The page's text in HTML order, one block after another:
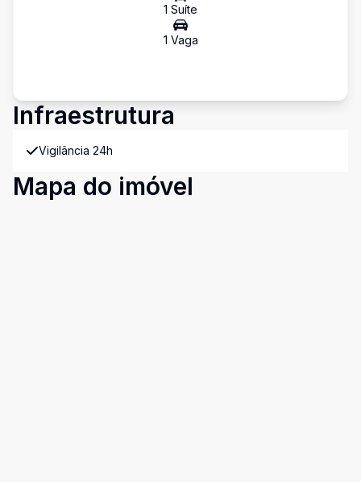
1 Suíte
1 Vaga
Infraestrutura
Vigilância 24h
Mapa do imóvel